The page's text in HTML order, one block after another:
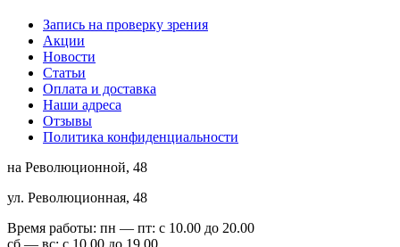
Запись на проверку зрения
Акции
Новости
Статьи
Оплата и доставка
Наши адреса
Отзывы
Политика конфиденциальности
на Революционной, 48
ул. Революционная, 48
Время работы: пн — пт: с 10.00 до 20.00